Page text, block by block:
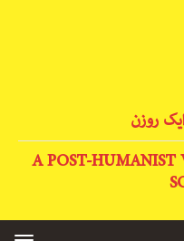
A POST-HUMANIST